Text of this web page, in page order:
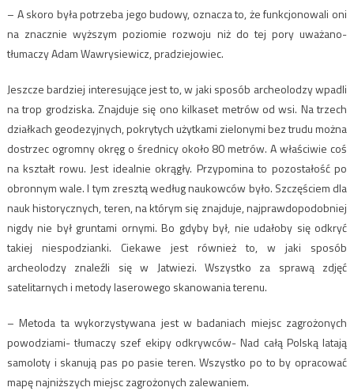
– A skoro była potrzeba jego budowy, oznacza to, że funkcjonowali oni
na znacznie wyższym poziomie rozwoju niż do tej pory uważano-
tłumaczy Adam Wawrysiewicz, pradziejowiec.
Jeszcze bardziej interesujące jest to, w jaki sposób archeolodzy wpadli
na trop grodziska. Znajduje się ono kilkaset metrów od wsi. Na trzech
działkach geodezyjnych, pokrytych użytkami zielonymi bez trudu można
dostrzec ogromny okręg o średnicy około 80 metrów. A właściwie coś
na kształt rowu. Jest idealnie okrągły. Przypomina to pozostałość po
obronnym wale. I tym zresztą według naukowców było. Szczęściem dla
nauk historycznych, teren, na którym się znajduje, najprawdopodobniej
nigdy nie był gruntami ornymi. Bo gdyby był, nie udałoby się odkryć
takiej niespodzianki. Ciekawe jest również to, w jaki sposób
archeolodzy znaleźli się w Jatwiezi. Wszystko za sprawą zdjęć
satelitarnych i metody laserowego skanowania terenu.
– Metoda ta wykorzystywana jest w badaniach miejsc zagrożonych
powodziami- tłumaczy szef ekipy odkrywców- Nad całą Polską latają
samoloty i skanują pas po pasie teren. Wszystko po to by opracować
mapę najniższych miejsc zagrożonych zalewaniem.